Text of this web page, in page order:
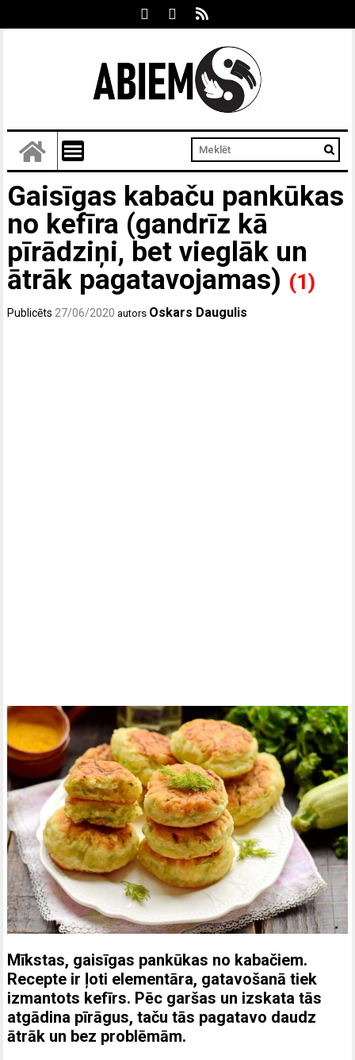
Gaisīgas kabaču pankūkas
no kefīra (gandrīz kā
pīrādziņi, bet vieglāk un
ātrāk pagatavojamas) (1)
Publicēts 27/06/2020 autors Oskars Daugulis
Mīkstas, gaisīgas pankūkas no kabačiem.
Recepte ir ļoti elementāra, gatavošanā tiek
izmantots kefīrs. Pēc garšas un izskata tās
atgādina pīrāgus, taču tās pagatavo daudz
ātrāk un bez problēmām.